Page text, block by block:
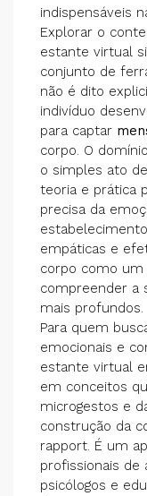
indispensáveis
Explorar o
estante virtual
conjunto de
não é dito
indivíduo
para captar
corpo. O
o simples ato
teoria e prática
precisa da
empáticas e
corpo como um
compreender a
mais profundos.
Para quem
emocionais e
estante virtual
em conceitos
microgestos e
construção da
rapport. É um
profissionais de
psicólogos e